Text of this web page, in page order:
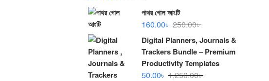
450.00৳ .
300.00৳ .
পাথর গোল আংটি
250.00৳Original
160.00৳
Current
Digital Planners, Journals &
Trackers Bundle – Premium
Productivity Templates
1,250.00৳Original
50.00৳
Current